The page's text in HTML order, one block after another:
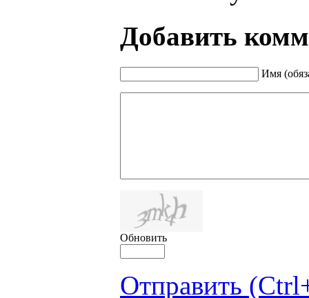
Добавить
Имя
Обновить
Отправить